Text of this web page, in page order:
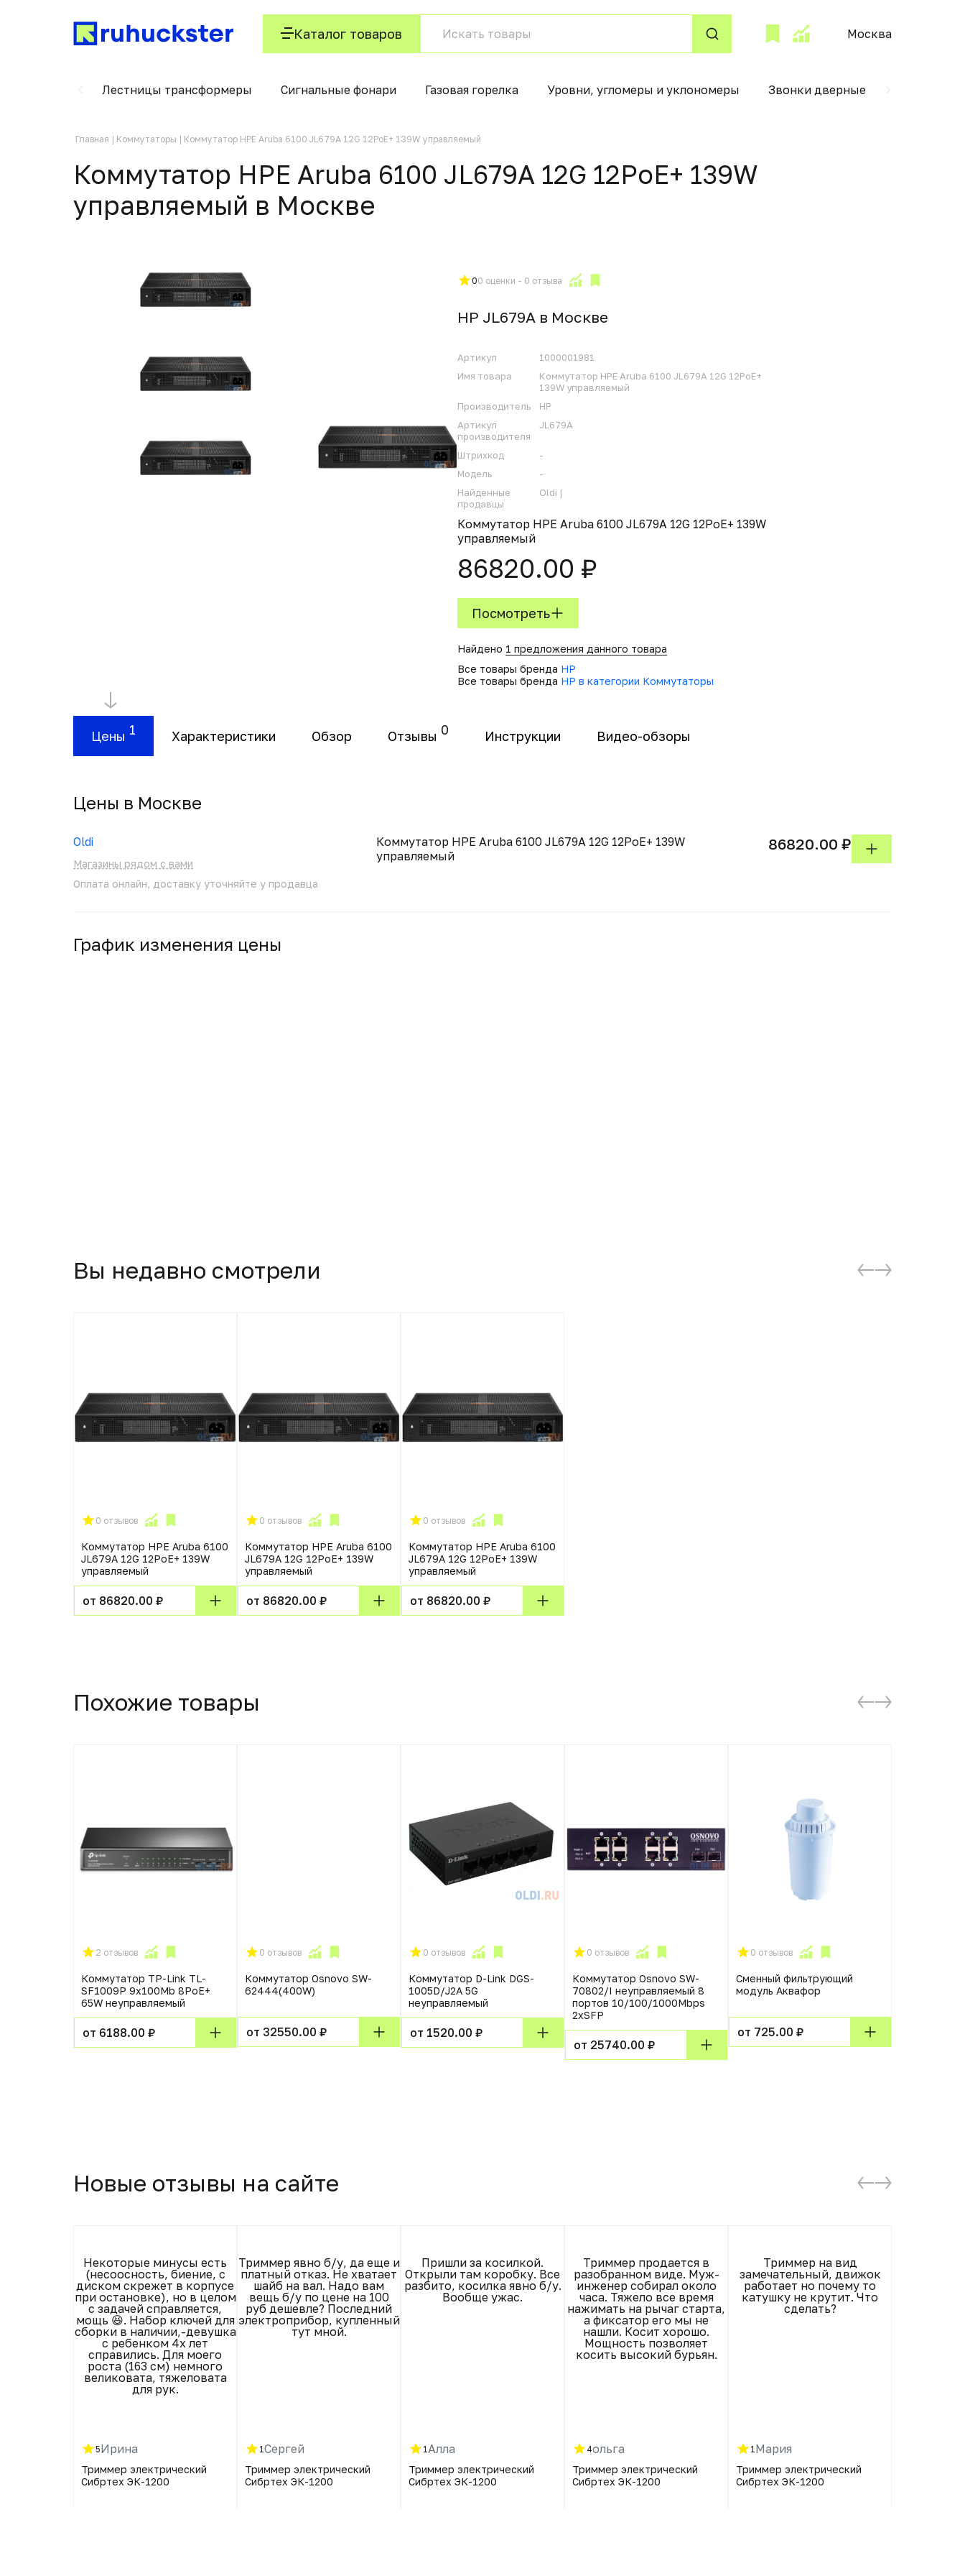
Каталог товаров Москва
Лестницы трансформеры Сигнальные фонари Газовая горелка Уровни, угломеры и уклономеры Звонки дверные
Главная Коммутаторы Коммутатор HPE Aruba 6100 JL679A 12G 12PoE+ 139W управляемый
Коммутатор HPE Aruba 6100 JL679A 12G 12PoE+ 139W
управляемый в Москвe
00 оценки - 0 отзыва
HP JL679A в Москвe
Артикул
1000001981
Имя товара
Коммутатор HPE Aruba 6100 JL679A 12G 12PoE+
139W управляемый
Производитель
HP
Артикул
производителя
JL679A
Штрихкод
-
Модель
-
Найденные
продавцы
Oldi |
Коммутатор HPE Aruba 6100 JL679A 12G 12PoE+ 139W
управляемый
86820.00 ₽
Посмотреть
Найдено 1 предложения данного товара
Все товары бренда HP
Все товары бренда HP в категории Коммутаторы
Цены 1 Характеристики Обзор Отзывы 0 Инструкции Видео-обзоры
Цены в Москвe
Oldi
Магазины рядом с вами
Оплата онлайн, доставку уточняйте у продавца
Коммутатор HPE Aruba 6100 JL679A 12G 12PoE+ 139W
управляемый
86820.00 ₽
График изменения цены
Вы недавно смотрели
0 отзывов
Коммутатор HPE Aruba 6100
JL679A 12G 12PoE+ 139W
управляемый
от 86820.00 ₽
0 отзывов
Коммутатор HPE Aruba 6100
JL679A 12G 12PoE+ 139W
управляемый
от 86820.00 ₽
0 отзывов
Коммутатор HPE Aruba 6100
JL679A 12G 12PoE+ 139W
управляемый
от 86820.00 ₽
Похожие товары
2 отзывов
Коммутатор TP-Link TL-
SF1009P 9x100Mb 8PoE+
65W неуправляемый
от 6188.00 ₽
0 отзывов
Коммутатор Osnovo SW-
62444(400W)
от 32550.00 ₽
0 отзывов
Коммутатор D-Link DGS-
1005D/J2A 5G
неуправляемый
от 1520.00 ₽
0 отзывов
Коммутатор Osnovo SW-
70802/I неуправляемый 8
портов 10/100/1000Mbps
2xSFP
от 25740.00 ₽
0 отзывов
Сменный фильтрующий
модуль Аквафор
от 725.00 ₽
Новые отзывы на сайте
Некоторые минусы есть
(несоосность, биение, с
диском скрежет в корпусе
при остановке), но в целом
с задачей справляется,
мощь 😆. Набор ключей для
сборки в наличии,-девушка
с ребенком 4х лет
справились. Для моего
роста (163 см) немного
великовата, тяжеловата
для рук.
5Ирина
Триммер электрический
Сибртех ЭК-1200
Триммер явно б/у, да еще и
платный отказ. Не хватает
шайб на вал. Надо вам
вещь б/у по цене на 100
руб дешевле? Последний
электроприбор, купленный
тут мной.
1 Сергей
Триммер электрический
Сибртех ЭК-1200
Пришли за косилкой.
Открыли там коробку. Все
разбито, косилка явно б/у.
Вообще ужас.
1 Алла
Триммер электрический
Сибртех ЭК-1200
Триммер продается в
разобранном виде. Муж-
инженер собирал около
часа. Тяжело все время
нажимать на рычаг старта,
а фиксатор его мы не
нашли. Косит хорошо.
Мощность позволяет
косить высокий бурьян.
4ольга
Триммер электрический
Сибртех ЭК-1200
Триммер на вид
замечательный, движок
работает но почему то
катушку не крутит. Что
сделать?
1 Мария
Триммер электрический
Сибртех ЭК-1200